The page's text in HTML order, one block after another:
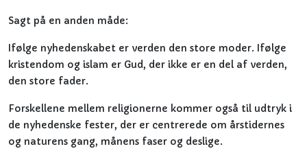
Sagt på en anden måde:
Ifølge nyhedenskabet er verden den store moder. Ifølge
kristendom og islam er Gud, der ikke er en del af verden,
den store fader.
Forskellene mellem religionerne kommer også til udtryk i
de nyhedenske fester, der er centrerede om årstidernes
og naturens gang, månens faser og deslige.